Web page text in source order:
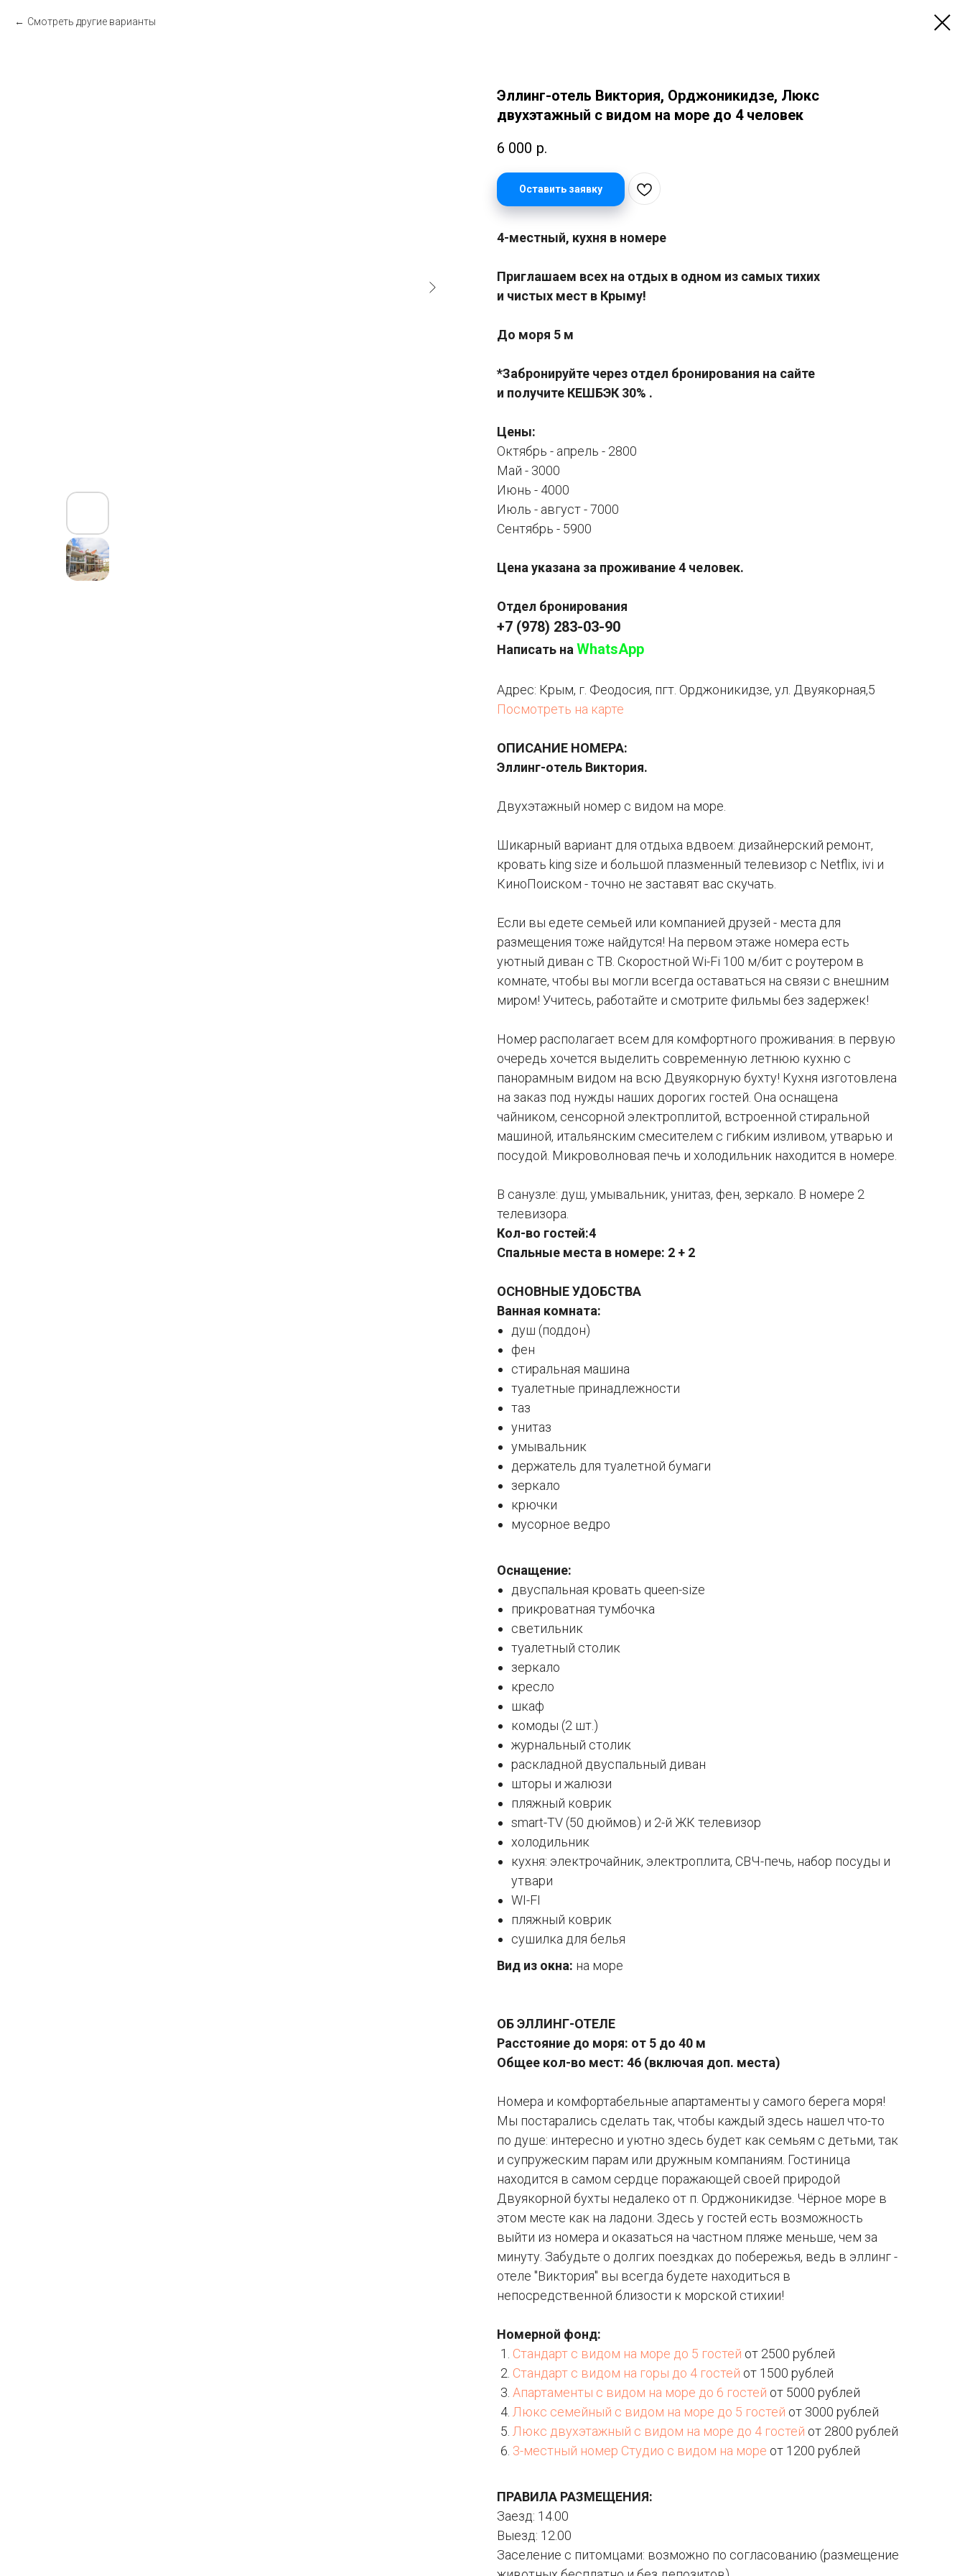
Смотреть другие варианты
Эллинг-отель Виктория, Орджоникидзе, Люкс
двухэтажный с видом на море до 4 человек
6 000 р.
Оставить заявку
4-местный, кухня в номере
Приглашаем всех на отдых в одном из самых тихих
и чистых мест в Крыму!
До моря 5 м
*Забронируйте через отдел бронирования на сайте
и получите КЕШБЭК 30% .
Цены:
Октябрь - апрель - 2800
Май - 3000
Июнь - 4000
Июль - август - 7000
Сентябрь - 5900
Цена указана за проживание 4 человек.
Отдел бронирования
+7 (978) 283-03-90
Написать на WhatsApp
Адрес: Крым, г. Феодосия, пгт. Орджоникидзе, ул. Двуякорная,5
Посмотреть на карте
ОПИСАНИЕ НОМЕРА:
Эллинг-отель Виктория.
Двухэтажный номер с видом на море.
Шикарный вариант для отдыха вдвоем: дизайнерский ремонт,
кровать king size и большой плазменный телевизор с Netflix, ivi и
КиноПоиском - точно не заставят вас скучать.
Если вы едете семьей или компанией друзей - места для
размещения тоже найдутся! На первом этаже номера есть
уютный диван с ТВ. Скоростной Wi-Fi 100 м/бит с роутером в
комнате, чтобы вы могли всегда оставаться на связи с внешним
миром! Учитесь, работайте и смотрите фильмы без задержек!
Номер располагает всем для комфортного проживания: в первую
очередь хочется выделить современную летнюю кухню с
панорамным видом на всю Двуякорную бухту! Кухня изготовлена
на заказ под нужды наших дорогих гостей. Она оснащена
чайником, сенсорной электроплитой, встроенной стиральной
машиной, итальянским смесителем с гибким изливом, утварью и
посудой. Микроволновая печь и холодильник находится в номере.
В санузле: душ, умывальник, унитаз, фен, зеркало. В номере 2
телевизора.
Кол-во гостей:4
Спальные места в номере: 2 + 2
ОСНОВНЫЕ УДОБСТВА
Ванная комната:
душ (поддон)
фен
стиральная машина
туалетные принадлежности
таз
унитаз
умывальник
держатель для туалетной бумаги
зеркало
крючки
мусорное ведро
Оснащение:
двуспальная кровать queen-size
прикроватная тумбочка
светильник
туалетный столик
зеркало
кресло
шкаф
комоды (2 шт.)
журнальный столик
раскладной двуспальный диван
шторы и жалюзи
пляжный коврик
smart-TV (50 дюймов) и 2-й ЖК телевизор
холодильник
кухня: электрочайник, электроплита, СВЧ-печь, набор посуды и
утвари
WI-FI
пляжный коврик
сушилка для белья
Вид из окна: на море
ОБ ЭЛЛИНГ-ОТЕЛЕ
Расстояние до моря: от 5 до 40 м
Общее кол-во мест: 46 (включая доп. места)
Номера и комфортабельные апартаменты у самого берега моря!
Мы постарались сделать так, чтобы каждый здесь нашел что-то
по душе: интересно и уютно здесь будет как семьям с детьми, так
и супружеским парам или дружным компаниям. Гостиница
находится в самом сердце поражающей своей природой
Двуякорной бухты недалеко от п. Орджоникидзе. Чёрное море в
этом месте как на ладони. Здесь у гостей есть возможность
выйти из номера и оказаться на частном пляже меньше, чем за
минуту. Забудьте о долгих поездках до побережья, ведь в эллинг -
отеле "Виктория" вы всегда будете находиться в
непосредственной близости к морской стихии!
Номерной фонд:
Стандарт с видом на море до 5 гостей от 2500 рублей
Стандарт с видом на горы до 4 гостей от 1500 рублей
Апартаменты с видом на море до 6 гостей от 5000 рублей
Люкс семейный с видом на море до 5 гостей от 3000 рублей
Люкс двухэтажный с видом на море до 4 гостей от 2800 рублей
3-местный номер Студио с видом на море от 1200 рублей
ПРАВИЛА РАЗМЕЩЕНИЯ:
Заезд: 14.00
Выезд: 12.00
Заселение с питомцами: возможно по согласованию (размещение